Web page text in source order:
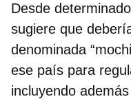
Desde
sugiere que
denominada
ese país para
incluyendo